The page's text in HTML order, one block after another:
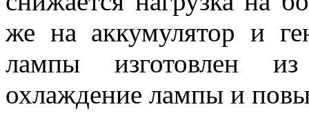
же на аккумулятор и
лампы изготовлен
охлаждение лампы и